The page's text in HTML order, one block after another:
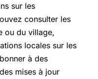
sur les
consulter les
ou du village,
locales sur les
à des
mises à jour